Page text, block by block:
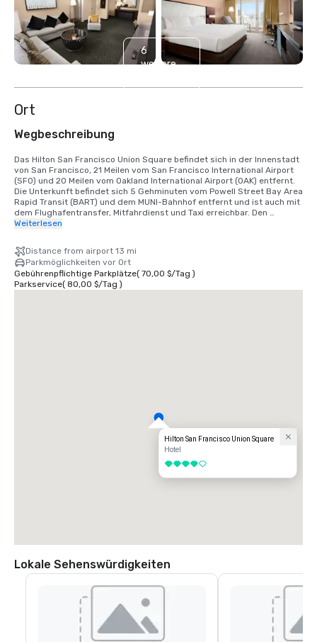
6
weitere
Ort
Wegbeschreibung
Das Hilton San Francisco Union Square befindet sich in der Innenstadt
von San Francisco, 21 Meilen vom San Francisco International Airport
(SFO) und 20 Meilen vom Oakland International Airport (OAK) entfernt.
Die Unterkunft befindet sich 5 Gehminuten vom Powell Street Bay Area
Rapid Transit (BART) und dem MUNI-Bahnhof entfernt und ist auch mit
dem Flughafentransfer, Mitfahrdienst und Taxi erreichbar. Den
internationalen Flughafen SFO erreichen Sie mit dem Auto in 25
Weiterlesen
Distance from airport 13 mi
Parkmöglichkeiten vor Ort
Gebührenpflichtige Parkplätze( 70,00 $/Tag )
Parkservice( 80,00 $/Tag )
Hilton San Francisco Union Square
Hotel
4 von 5
Lokale Sehenswürdigkeiten